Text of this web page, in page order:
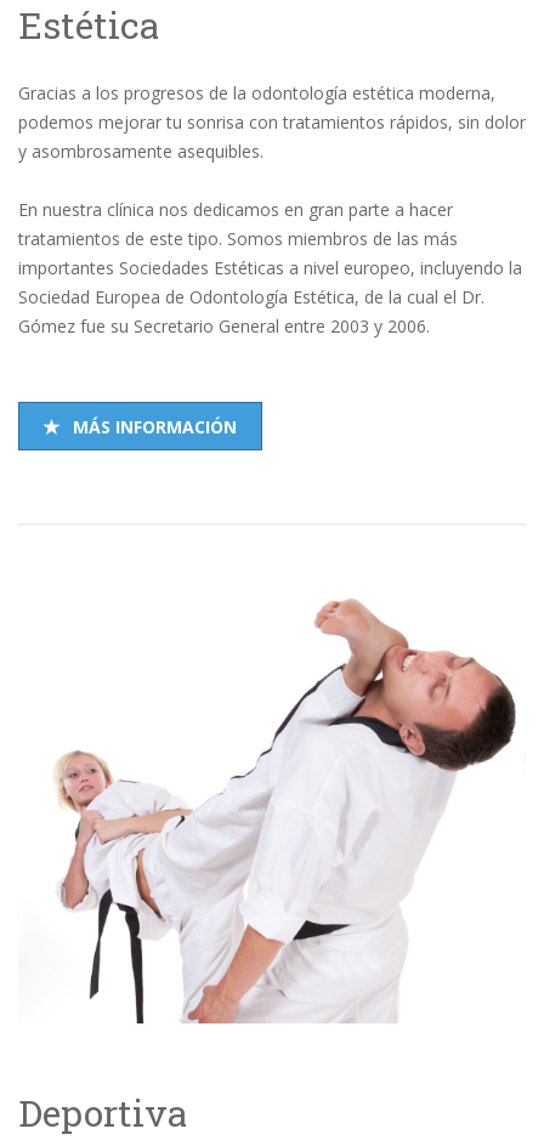
Estética
Gracias a los progresos de la odontología estética moderna,
podemos mejorar tu sonrisa con tratamientos rápidos, sin dolor
y asombrosamente asequibles.
En nuestra clínica nos dedicamos en gran parte a hacer
tratamientos de este tipo. Somos miembros de las más
importantes Sociedades Estéticas a nivel europeo, incluyendo la
Sociedad Europea de Odontología Estética, de la cual el Dr.
Gómez fue su Secretario General entre 2003 y 2006.
MÁS INFORMACIÓN
Deportiva